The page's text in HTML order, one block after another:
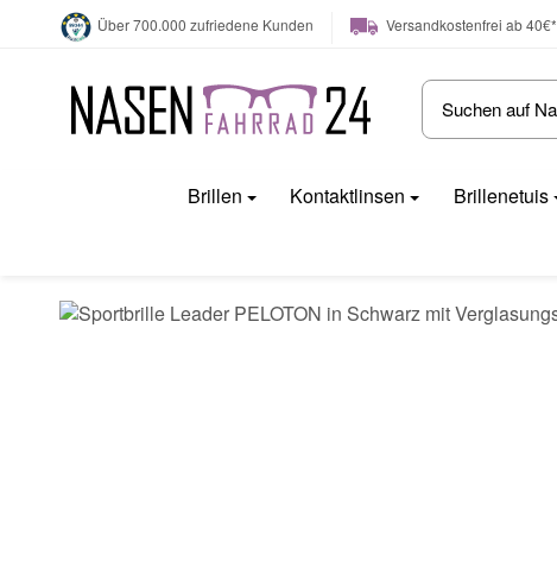
Über 700.000 zufriedene Kunden Versandkostenfrei ab 40€*
Brillen Kontaktlinsen Brillenetuis